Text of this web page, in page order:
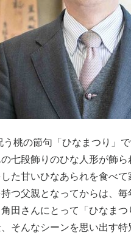
桃の節句「ひなまつり」
七段飾りのひな人形が飾
た甘いひなあられを食べて
つ父親となってからは、
田さんにとって「ひなま
そんなシーンを思い出す特